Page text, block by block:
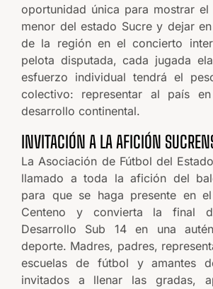
oportunidad única para mostrar
menor del estado Sucre y dejar
de la región en el concierto
pelota disputada, cada jugada
esfuerzo individual tendrá el
colectivo: representar al país
desarrollo continental.
INVITACIÓN A LA AFICIÓN
La Asociación de Fútbol del
llamado a toda la afición del
para que se haga presente en
Centeno y convierta la final
Desarrollo Sub 14 en una
deporte. Madres, padres,
escuelas de fútbol y amantes
invitados a llenar las gradas,